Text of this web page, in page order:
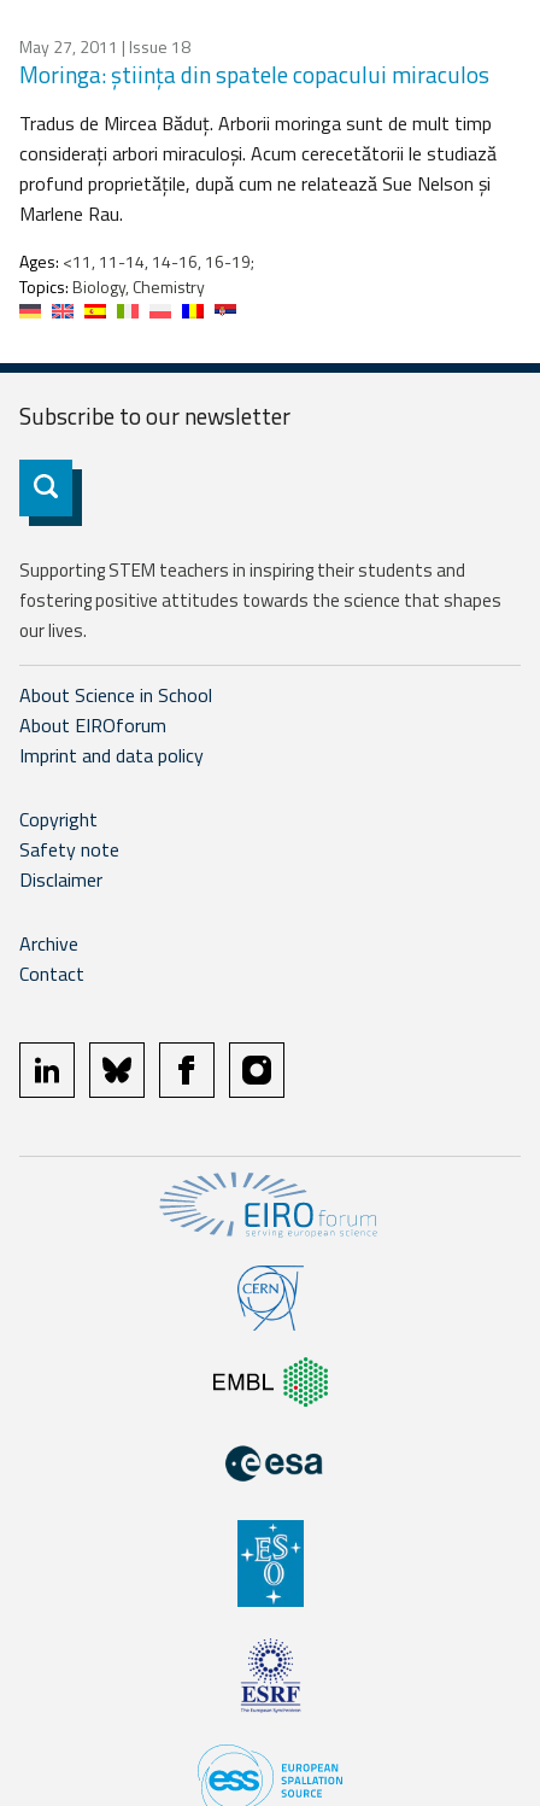
May 27, 2011 | Issue 18
Moringa: ştiinţa din spatele copacului miraculos
Tradus de Mircea Băduţ. Arborii moringa sunt de mult timp
consideraţi arbori miraculoşi. Acum cerecetătorii le studiază
profund proprietăţile, după cum ne relatează Sue Nelson şi
Marlene Rau.
Ages: <11, 11-14, 14-16, 16-19;
Topics:Biology, Chemistry
Subscribe to ournewsletter
Subscribe
Supporting STEM teachers in inspiring their students and
fostering positive attitudes towards the science that shapes
our lives.
About Science in School
About EIROforum
Imprint and data policy
Copyright
Safety note
Disclaimer
Archive
Contact
linkedin bluesky facebookinstagram